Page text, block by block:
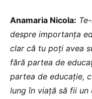
Anamaria Nicola:
despre importanța
clar că tu poți avea
fără partea de
partea de educație,
lung în viață să fii un